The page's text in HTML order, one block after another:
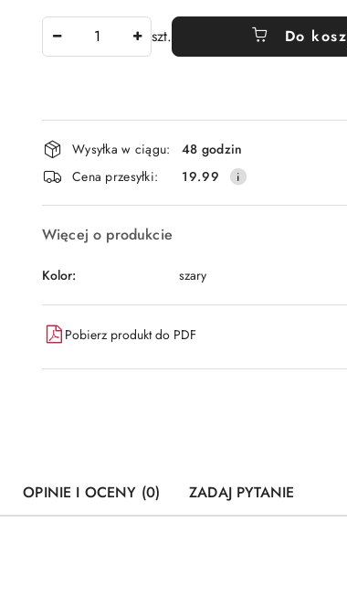
szt. Do
Dostępność
i
dostawa
Wysyłka w ciągu:
48 godzin
Cena przesyłki:
19.99
Więcej o produkcie
Kolor: szary
Pobierz produkt do PDF
OPINIE I OCENY (0) ZADAJ PYTANIE